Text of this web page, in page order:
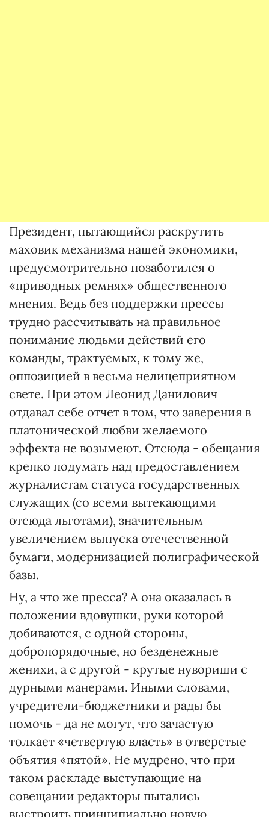
Президент, пытающийся раскрутить
маховик механизма нашей экономики,
предусмотрительно позаботился о
«приводных ремнях» общественного
мнения. Ведь без поддержки прессы
трудно рассчитывать на правильное
понимание людьми действий его
команды, трактуемых, к тому же,
оппозицией в весьма нелицеприятном
свете. При этом Леонид Данилович
отдавал себе отчет в том, что заверения в
платонической любви желаемого
эффекта не возымеют. Отсюда - обещания
крепко подумать над предоставлением
журналистам статуса государственных
служащих (со всеми вытекающими
отсюда льготами), значительным
увеличением выпуска отечественной
бумаги, модернизацией полиграфической
базы.
Ну, а что же пресса? А она оказалась в
положении вдовушки, руки которой
добиваются, с одной стороны,
добропорядочные, но безденежные
женихи, а с другой - крутые нувориши с
дурными манерами. Иными словами,
учредители-бюджетники и рады бы
помочь - да не могут, что зачастую
толкает «четвертую власть» в отверстые
объятия «пятой». Не мудрено, что при
таком раскладе выступающие на
совещании редакторы пытались
выстроить принципиально новую